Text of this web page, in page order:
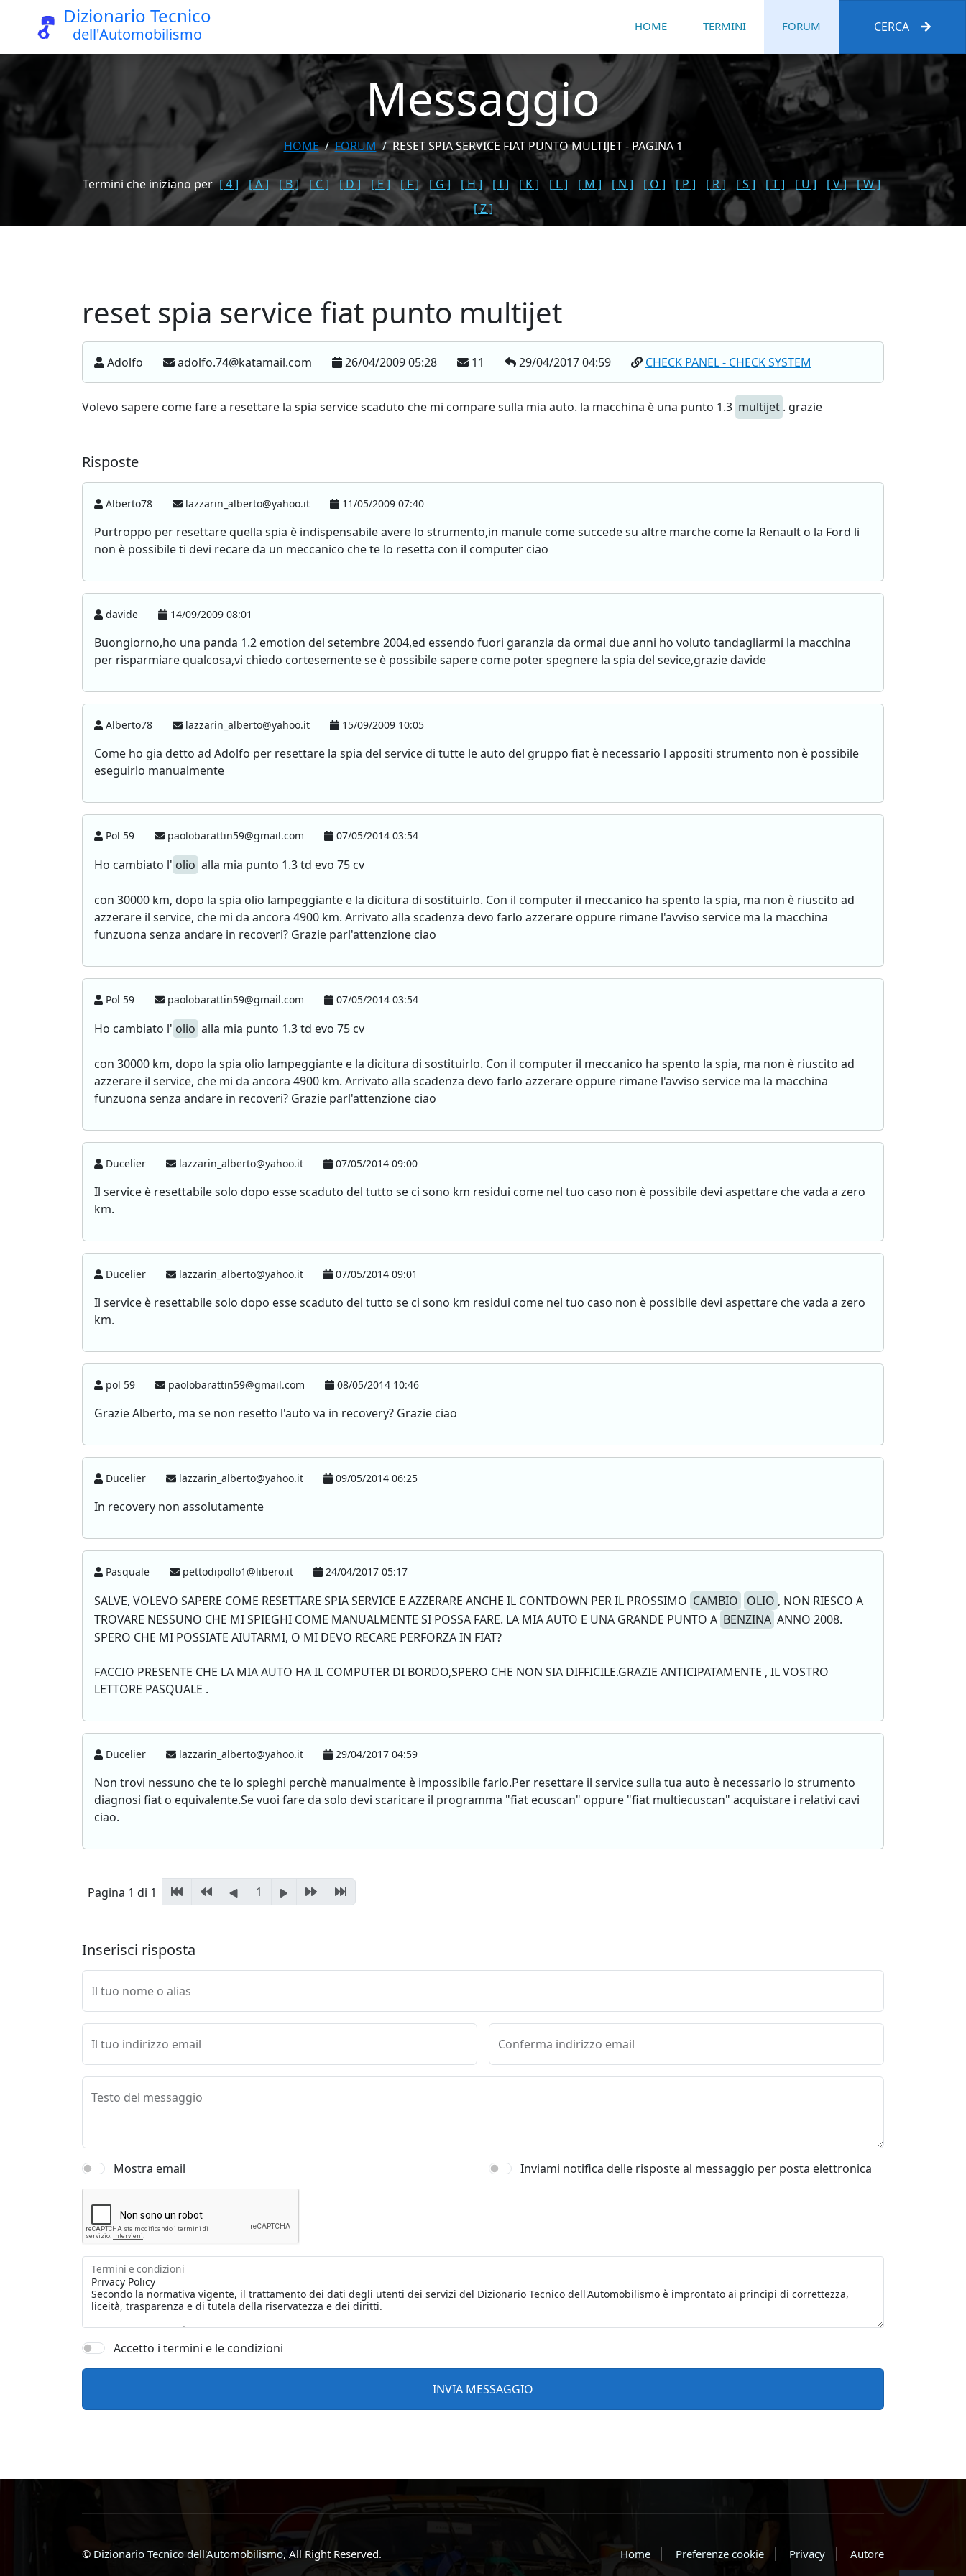
Dizionario Tecnico
dell'Automobilismo HOME TERMINI FORUM CERCA
Messaggio
HOME FORUM RESET SPIA SERVICE FIAT PUNTO MULTIJET - PAGINA 1
Termini che iniziano per [ 4 ] [ A ] [ B ] [ C ] [ D ] [ E ] [ F ] [ G ] [ H ] [ I ] [ K ] [ L ] [ M ] [ N ] [ O ] [ P ] [ R ] [ S ] [ T ] [ U ] [ V ]
[ W ]
[ Z ]
reset spia service fiat punto multijet
Adolfo adolfo.74@katamail.com 26/04/2009 05:28 11 29/04/2017 04:59 CHECK PANEL - CHECK SYSTEM
Volevo sapere come fare a resettare la spia service scaduto che mi compare sulla mia auto. la macchina è una punto 1.3 multijet . grazie
Risposte
Alberto78 lazzarin_alberto@yahoo.it 11/05/2009 07:40
Purtroppo per resettare quella spia è indispensabile avere lo strumento,in manule come succede su altre marche come la Renault o la Ford li
non è possibile ti devi recare da un meccanico che te lo resetta con il computer ciao
davide 14/09/2009 08:01
Buongiorno,ho una panda 1.2 emotion del setembre 2004,ed essendo fuori garanzia da ormai due anni ho voluto tandagliarmi la macchina
per risparmiare qualcosa,vi chiedo cortesemente se è possibile sapere come poter spegnere la spia del sevice,grazie davide
Alberto78 lazzarin_alberto@yahoo.it 15/09/2009 10:05
Come ho gia detto ad Adolfo per resettare la spia del service di tutte le auto del gruppo fiat è necessario l appositi strumento non è possibile
eseguirlo manualmente
Pol 59 paolobarattin59@gmail.com 07/05/2014 03:54
Ho cambiato l' olio alla mia punto 1.3 td evo 75 cv
con 30000 km, dopo la spia olio lampeggiante e la dicitura di sostituirlo. Con il computer il meccanico ha spento la spia, ma non è riuscito ad
azzerare il service, che mi da ancora 4900 km. Arrivato alla scadenza devo farlo azzerare oppure rimane l'avviso service ma la macchina
funzuona senza andare in recoveri? Grazie parl'attenzione ciao
Pol 59 paolobarattin59@gmail.com 07/05/2014 03:54
Ho cambiato l' olio alla mia punto 1.3 td evo 75 cv
con 30000 km, dopo la spia olio lampeggiante e la dicitura di sostituirlo. Con il computer il meccanico ha spento la spia, ma non è riuscito ad
azzerare il service, che mi da ancora 4900 km. Arrivato alla scadenza devo farlo azzerare oppure rimane l'avviso service ma la macchina
funzuona senza andare in recoveri? Grazie parl'attenzione ciao
Ducelier lazzarin_alberto@yahoo.it 07/05/2014 09:00
Il service è resettabile solo dopo esse scaduto del tutto se ci sono km residui come nel tuo caso non è possibile devi aspettare che vada a zero
km.
Ducelier lazzarin_alberto@yahoo.it 07/05/2014 09:01
Il service è resettabile solo dopo esse scaduto del tutto se ci sono km residui come nel tuo caso non è possibile devi aspettare che vada a zero
km.
pol 59 paolobarattin59@gmail.com 08/05/2014 10:46
Grazie Alberto, ma se non resetto l'auto va in recovery? Grazie ciao
Ducelier lazzarin_alberto@yahoo.it 09/05/2014 06:25
In recovery non assolutamente
Pasquale pettodipollo1@libero.it 24/04/2017 05:17
SALVE, VOLEVO SAPERE COME RESETTARE SPIA SERVICE E AZZERARE ANCHE IL CONTDOWN PER IL PROSSIMO CAMBIO OLIO , NON RIESCO A
TROVARE NESSUNO CHE MI SPIEGHI COME MANUALMENTE SI POSSA FARE. LA MIA AUTO E UNA GRANDE PUNTO A BENZINA ANNO 2008.
SPERO CHE MI POSSIATE AIUTARMI, O MI DEVO RECARE PERFORZA IN FIAT?
FACCIO PRESENTE CHE LA MIA AUTO HA IL COMPUTER DI BORDO,SPERO CHE NON SIA DIFFICILE.GRAZIE ANTICIPATAMENTE , IL VOSTRO
LETTORE PASQUALE .
Ducelier lazzarin_alberto@yahoo.it 29/04/2017 04:59
Non trovi nessuno che te lo spieghi perchè manualmente è impossibile farlo.Per resettare il service sulla tua auto è necessario lo strumento
diagnosi fiat o equivalente.Se vuoi fare da solo devi scaricare il programma "fiat ecuscan" oppure "fiat multiecuscan" acquistare i relativi cavi
ciao.
Pagina 1 di 1 1
Inserisci risposta
Il tuo nome o alias
Il tuo indirizzo email Conferma indirizzo email
Testo del messaggio
Mostra email Inviami notifica delle risposte al messaggio per posta elettronica
Termini e condizioni
Accetto i termini e le condizioni
© Dizionario Tecnico dell'Automobilismo, All Right Reserved. Home Preferenze cookie Privacy Autore